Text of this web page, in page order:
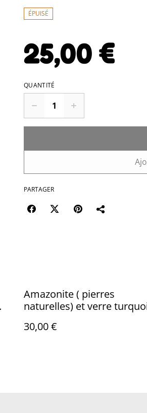
ÉPUISÉ
25,00 €
QUANTITÉ
PARTAGER
Amazonite ( pierres
naturelles) et verre
30,00 €